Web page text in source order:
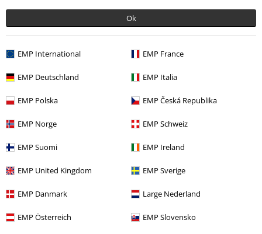
Ok
EMP International EMP France
EMP Deutschland EMP Italia
EMP Polska EMP Česká Republika
EMP Norge EMP Schweiz
EMP Suomi EMP Ireland
EMP United Kingdom EMP Sverige
EMP Danmark Large Nederland
EMP Österreich EMP Slovensko
Da26,99 €
Altre Categorie. Altre Scelte.